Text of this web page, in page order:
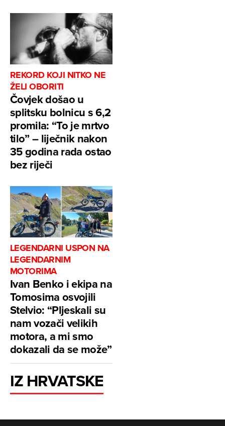
REKORD KOJI NITKO NE
ŽELI OBORITI
Čovjek došao u
splitsku bolnicu s 6,2
promila: “To je mrtvo
tilo” – liječnik nakon
35 godina rada ostao
bez riječi
LEGENDARNI USPON NA
LEGENDARNIM
MOTORIMA
Ivan Benko i ekipa na
Tomosima osvojili
Stelvio: “Pljeskali su
nam vozači velikih
motora, a mi smo
dokazali da se može”
IZ HRVATSKE